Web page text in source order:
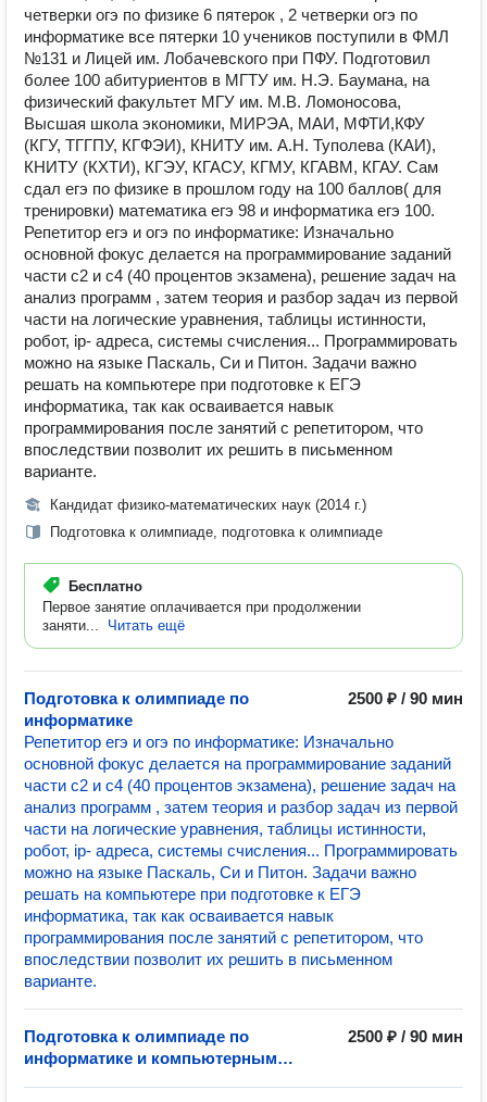
четверки огэ по физике 6 пятерок , 2 четверки огэ по
информатике все пятерки 10 учеников поступили в ФМЛ
№131 и Лицей им. Лобачевского при ПФУ. Подготовил
более 100 абитуриентов в МГТУ им. Н.Э. Баумана, на
физический факультет МГУ им. М.В. Ломоносова,
Высшая школа экономики, МИРЭА, МАИ, МФТИ,КФУ
(КГУ, ТГГПУ, КГФЭИ), КНИТУ им. А.Н. Туполева (КАИ),
КНИТУ (КХТИ), КГЭУ, КГАСУ, КГМУ, КГАВМ, КГАУ. Сам
сдал егэ по физике в прошлом году на 100 баллов( для
тренировки) математика егэ 98 и информатика егэ 100.
Репетитор егэ и огэ по информатике: Изначально
основной фокус делается на программирование заданий
части с2 и с4 (40 процентов экзамена), решение задач на
анализ программ , затем теория и разбор задач из первой
части на логические уравнения, таблицы истинности,
робот, ip- адреса, системы счисления... Программировать
можно на языке Паскаль, Си и Питон. Задачи важно
решать на компьютере при подготовке к ЕГЭ
информатика, так как осваивается навык
программирования после занятий с репетитором, что
впоследствии позволит их решить в письменном
варианте.
Кандидат физико-математических наук (2014 г.)
Подготовка к олимпиаде, подготовка к олимпиаде
Бесплатно
Первое занятие оплачивается при продолжении
заняти...
Читать ещё
Подготовка к олимпиаде по
информатике
2500 ₽ / 90 мин
Репетитор егэ и огэ по информатике: Изначально
основной фокус делается на программирование заданий
части с2 и с4 (40 процентов экзамена), решение задач на
анализ программ , затем теория и разбор задач из первой
части на логические уравнения, таблицы истинности,
робот, ip- адреса, системы счисления... Программировать
можно на языке Паскаль, Си и Питон. Задачи важно
решать на компьютере при подготовке к ЕГЭ
информатика, так как осваивается навык
программирования после занятий с репетитором, что
впоследствии позволит их решить в письменном
варианте.
Подготовка к олимпиаде по
информатике и компьютерным
2500 ₽ / 90 мин